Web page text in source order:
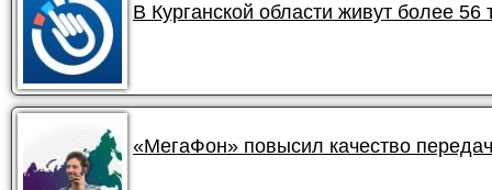
В Курганской области живут более
«МегаФон» повысил качество